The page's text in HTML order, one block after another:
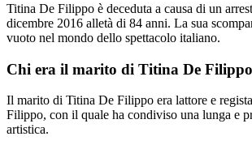
Titina De Filippo è deceduta a causa di un
dicembre 2016 alletà di 84 anni. La sua
vuoto nel mondo dello spettacolo italiano.
Chi era il marito di Titina De
Il marito di Titina De Filippo era lattore e
Filippo, con il quale ha condiviso una lunga e
artistica.